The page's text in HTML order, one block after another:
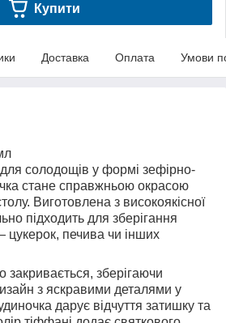
Купити
Доставка Оплата Умови
солодощів у формі зефірно-
стане справжньою окрасою
Виготовлена з високоякісної
підходить для зберігання
цукерок, печива чи інших
закривається, зберігаючи
з яскравими деталями у
дарує відчуття затишку та